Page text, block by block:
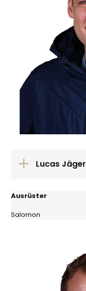
Lucas Jäger
Ausrüster
Salomon